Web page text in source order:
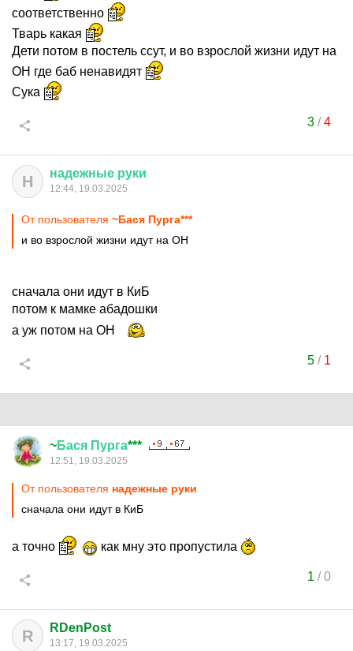
соответственно
Тварь какая
Дети потом в постель ссут, и во взрослой жизни идут на
ОН где баб ненавидят
Сука
3/4
Н надежные руки
12:44, 19.03.2025
От пользователя ~Бася Пурга***
и во взрослой жизни идут на ОН
сначала они идут в КиБ
потом к мамке абадошки
а уж потом на ОН
5/ 1
~Бася Пурга***
12:51, 19.03.2025
От пользователя надежные руки
сначала они идут в КиБ
а точно как мну это пропустила
1 /0
R RDenPost
13:17, 19.03.2025